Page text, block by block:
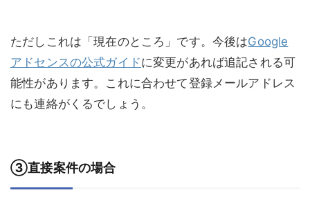
ただしこれは「現在のところ」です。今後はGoogle
アドセンスの公式ガイドに変更があれば追記される可
能性があります。これに合わせて登録メールアドレス
にも連絡がくるでしょう。
③直接案件の場合